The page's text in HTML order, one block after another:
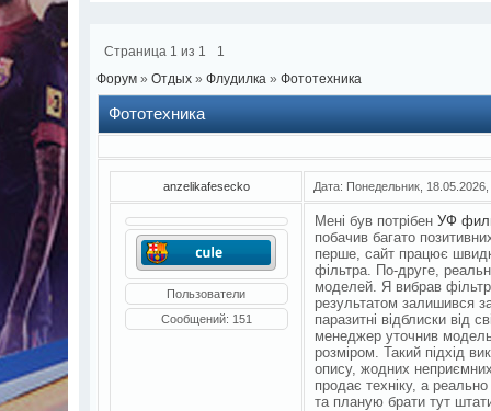
Страница 1 из 1
1
Форум » Отдых » Флудилка » Фототехника
Фототехника
anzelikafesecko Дата: Понедельник,
Пользователи
Сообщений: 151
Мені був потрібенУФ
побачив багато
перше, сайт працює
фільтра. По-друге,
моделей. Я вибрав фільтр
результатом залишився
паразитні відблиски від
менеджер уточнив
розміром. Такий підхід
опису, жодних
продає техніку, а
та планую брати тут